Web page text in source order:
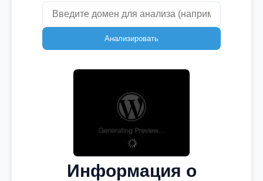
Анализировать
Информация о